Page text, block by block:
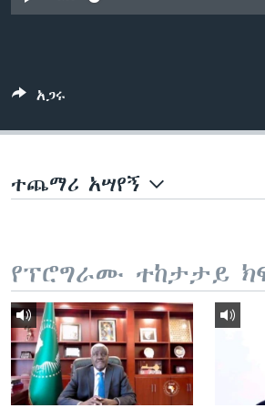
አጋሩ
ተጨማሪ አሣየኝ
የፕሮግራሙ ተከታታይ